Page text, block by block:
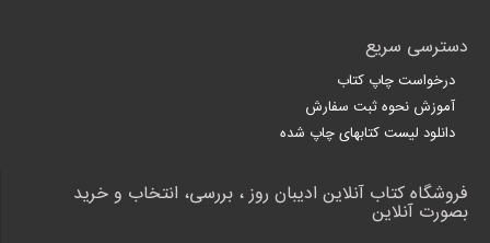
دسترسی سریع
درخواست چاپ کتاب
آموزش نحوه ثبت سفارش
دانلود لیست کتابهای چاپ شده
فروشگاه کتاب آنلاین ادیبان روز ، بررسی، انتخاب و خرید
بصورت آنلاین